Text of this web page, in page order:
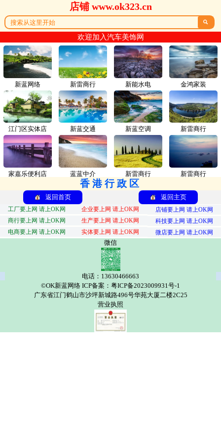
店铺 www.ok323.cn

欢迎加入汽车美饰网
新蓝网络 新雷商行
江门区实体店 新蓝交通
家嘉乐便利店 蓝蓝中介
新能水电 金鸿家装
新蓝空调 新雷商行
新雷商行 新雷商行
香港行政区
返回首页 返回主页
工厂要上网 请上OK网 企业要上网 请上OK网
店铺要上网 请上OK网
商行要上网 请上OK网
生产要上网 请上OK网
科技要上网 请上OK网
电商要上网 请上OK网
实体要上网 请上OK网 微店要上网 请上OK网
微信
电话：13630466663
©OK新蓝网络 ICP备案：粤ICP备2023009931号-1
广东省江门鹤山市沙坪新城路496号华苑大厦二楼2C25
营业执照